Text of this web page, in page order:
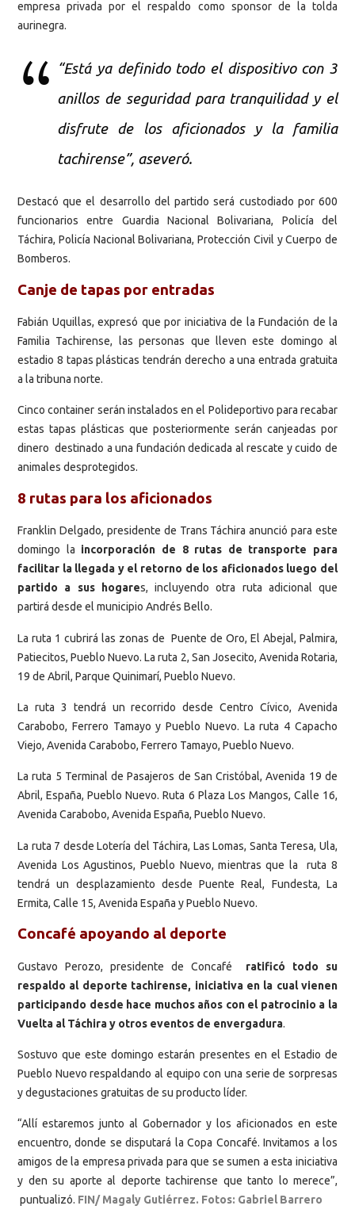
empresa privada por el respaldo como sponsor de la tolda
aurinegra.
“Está ya definido todo el dispositivo con 3
anillos de seguridad para tranquilidad y el
disfrute de los aficionados y la familia
tachirense”, aseveró.
Destacó que el desarrollo del partido será custodiado por 600
funcionarios entre Guardia Nacional Bolivariana, Policía del
Táchira, Policía Nacional Bolivariana, Protección Civil y Cuerpo de
Bomberos.
Canje de tapas por entradas
Fabián Uquillas, expresó que por iniciativa de la Fundación de la
Familia Tachirense, las personas que lleven este domingo al
estadio 8 tapas plásticas tendrán derecho a una entrada gratuita
a la tribuna norte.
Cinco container serán instalados en el Polideportivo para recabar
estas tapas plásticas que posteriormente serán canjeadas por
dinero destinado a una fundación dedicada al rescate y cuido de
animales desprotegidos.
8 rutas para los aficionados
Franklin Delgado, presidente de Trans Táchira anunció para este
domingo la incorporación de 8 rutas de transporte para
facilitar la llegada y el retorno de los aficionados luego del
partido a sus hogares, incluyendo otra ruta adicional que
partirá desde el municipio Andrés Bello.
La ruta 1 cubrirá las zonas de Puente de Oro, El Abejal, Palmira,
Patiecitos, Pueblo Nuevo. La ruta 2, San Josecito, Avenida Rotaria,
19 de Abril, Parque Quinimarí, Pueblo Nuevo.
La ruta 3 tendrá un recorrido desde Centro Cívico, Avenida
Carabobo, Ferrero Tamayo y Pueblo Nuevo. La ruta 4 Capacho
Viejo, Avenida Carabobo, Ferrero Tamayo, Pueblo Nuevo.
La ruta 5 Terminal de Pasajeros de San Cristóbal, Avenida 19 de
Abril, España, Pueblo Nuevo. Ruta 6 Plaza Los Mangos, Calle 16,
Avenida Carabobo, Avenida España, Pueblo Nuevo.
La ruta 7 desde Lotería del Táchira, Las Lomas, Santa Teresa, Ula,
Avenida Los Agustinos, Pueblo Nuevo, mientras que la ruta 8
tendrá un desplazamiento desde Puente Real, Fundesta, La
Ermita, Calle 15, Avenida España y Pueblo Nuevo.
Concafé apoyando al deporte
Gustavo Perozo, presidente de Concafé ratificó todo su
respaldo al deporte tachirense, iniciativa en la cual vienen
participando desde hace muchos años con el patrocinio a la
Vuelta al Táchira y otros eventos de envergadura.
Sostuvo que este domingo estarán presentes en el Estadio de
Pueblo Nuevo respaldando al equipo con una serie de sorpresas
y degustaciones gratuitas de su producto líder.
“Allí estaremos junto al Gobernador y los aficionados en este
encuentro, donde se disputará la Copa Concafé. Invitamos a los
amigos de la empresa privada para que se sumen a esta iniciativa
y den su aporte al deporte tachirense que tanto lo merece”,
puntualizó. FIN/ Magaly Gutiérrez. Fotos: Gabriel Barrero